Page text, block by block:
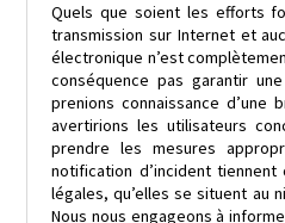
Quels que soient les efforts
transmission sur Internet et
électronique n’est
conséquence pas garantir
prenions connaissance d’une
avertirions les utilisateurs
prendre les mesures
notification d’incident
légales, qu’elles se situent au
Nous nous engageons à